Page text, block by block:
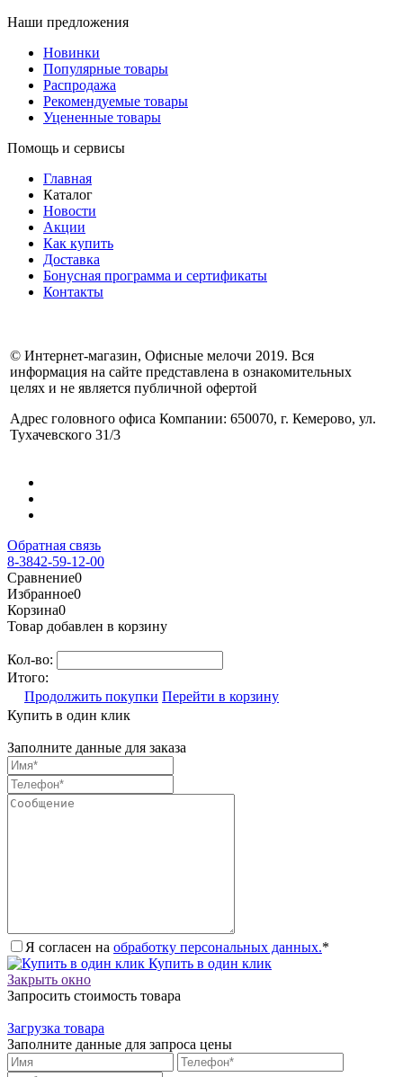
Наши предложения
Новинки
Популярные товары
Распродажа
Рекомендуемые товары
Уцененные товары
Помощь и сервисы
Главная
Каталог
Новости
Акции
Как купить
Доставка
Бонусная программа и сертификаты
Контакты
© Интернет-магазин, Офисные мелочи 2019. Вся
информация на сайте представлена в ознакомительных
целях и не является публичной офертой
Адрес головного офиса Компании: 650070, г. Кемерово, ул.
Тухачевского 31/3
Обратная связь
8-3842-59-12-00
Сравнение0
Избранное0
Корзина0
Товар добавлен в корзину
Кол-во:
Итого:
Продолжить покупки Перейти в корзину
Купить в один клик
Заполните данные для заказа
Я согласен на обработку персональных данных.*
Купить в один клик
Закрыть окно
Запросить стоимость товара
Загрузка товара
Заполните данные для запроса цены